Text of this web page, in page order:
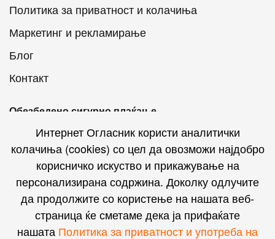
Политика за приватност и колачиња
Маркетинг и рекламирање
Блог
Контакт
Обезбедено сигурно плаќање
Интернет Огласник на социјалните мрежи
Интернет Огласник користи аналитички
колачиња (cookies) со цел да овозможи најдобро
корисничко искуство и прикажување на
персонализирана содржина. Доколку одлучите
да продолжите со користење на нашата веб-
страница ќе сметаме дека ја прифаќате
нашата Политика за приватност и употреба на